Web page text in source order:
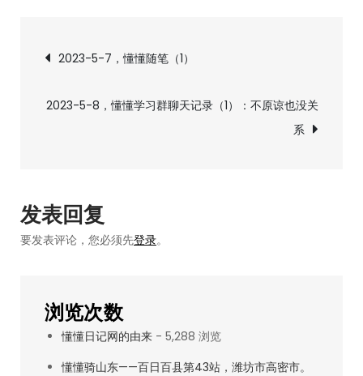
懂
随
文
章
2023-5-7，懂懂随笔（1）
2023-5-8，懂懂学习群聊天记录（1）：不原谅也没关
系
发表回复
要发表评论，您必须先登录。
浏览次数
懂懂日记网的由来 - 5,288 浏览
懂懂骑山东——百日百县第43站，潍坊市高密市。